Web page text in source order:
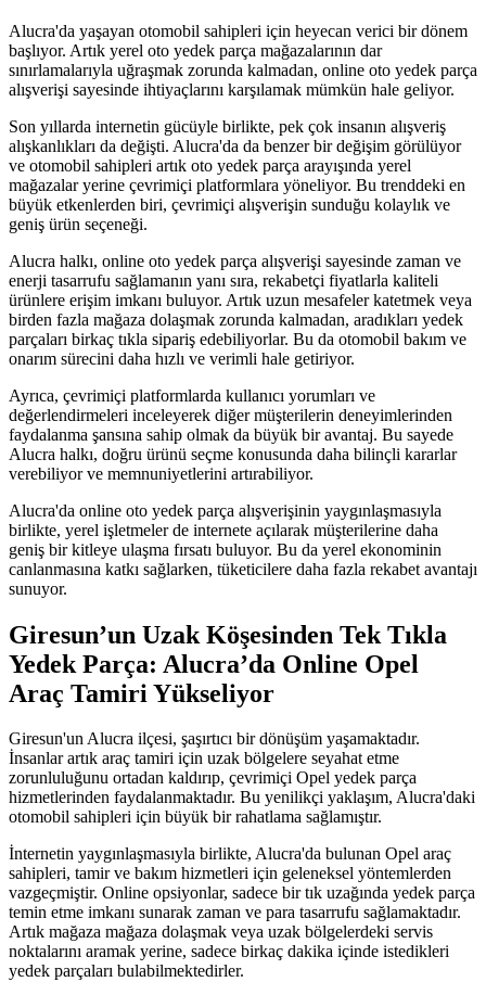
Alucra'da yaşayan otomobil sahipleri için heyecan verici bir dönem
başlıyor. Artık yerel oto yedek parça mağazalarının dar
sınırlamalarıyla uğraşmak zorunda kalmadan, online oto yedek parça
alışverişi sayesinde ihtiyaçlarını karşılamak mümkün hale geliyor.
Son yıllarda internetin gücüyle birlikte, pek çok insanın alışveriş
alışkanlıkları da değişti. Alucra'da da benzer bir değişim görülüyor
ve otomobil sahipleri artık oto yedek parça arayışında yerel
mağazalar yerine çevrimiçi platformlara yöneliyor. Bu trenddeki en
büyük etkenlerden biri, çevrimiçi alışverişin sunduğu kolaylık ve
geniş ürün seçeneği.
Alucra halkı, online oto yedek parça alışverişi sayesinde zaman ve
enerji tasarrufu sağlamanın yanı sıra, rekabetçi fiyatlarla kaliteli
ürünlere erişim imkanı buluyor. Artık uzun mesafeler katetmek veya
birden fazla mağaza dolaşmak zorunda kalmadan, aradıkları yedek
parçaları birkaç tıkla sipariş edebiliyorlar. Bu da otomobil bakım ve
onarım sürecini daha hızlı ve verimli hale getiriyor.
Ayrıca, çevrimiçi platformlarda kullanıcı yorumları ve
değerlendirmeleri inceleyerek diğer müşterilerin deneyimlerinden
faydalanma şansına sahip olmak da büyük bir avantaj. Bu sayede
Alucra halkı, doğru ürünü seçme konusunda daha bilinçli kararlar
verebiliyor ve memnuniyetlerini artırabiliyor.
Alucra'da online oto yedek parça alışverişinin yaygınlaşmasıyla
birlikte, yerel işletmeler de internete açılarak müşterilerine daha
geniş bir kitleye ulaşma fırsatı buluyor. Bu da yerel ekonominin
canlanmasına katkı sağlarken, tüketicilere daha fazla rekabet avantajı
sunuyor.
Giresun’un Uzak Köşesinden Tek Tıkla
Yedek Parça: Alucra’da Online Opel
Araç Tamiri Yükseliyor
Giresun'un Alucra ilçesi, şaşırtıcı bir dönüşüm yaşamaktadır.
İnsanlar artık araç tamiri için uzak bölgelere seyahat etme
zorunluluğunu ortadan kaldırıp, çevrimiçi Opel yedek parça
hizmetlerinden faydalanmaktadır. Bu yenilikçi yaklaşım, Alucra'daki
otomobil sahipleri için büyük bir rahatlama sağlamıştır.
İnternetin yaygınlaşmasıyla birlikte, Alucra'da bulunan Opel araç
sahipleri, tamir ve bakım hizmetleri için geleneksel yöntemlerden
vazgeçmiştir. Online opsiyonlar, sadece bir tık uzağında yedek parça
temin etme imkanı sunarak zaman ve para tasarrufu sağlamaktadır.
Artık mağaza mağaza dolaşmak veya uzak bölgelerdeki servis
noktalarını aramak yerine, sadece birkaç dakika içinde istedikleri
yedek parçaları bulabilmektedirler.